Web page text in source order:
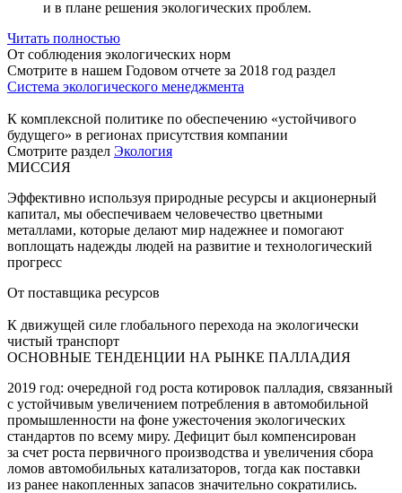
и в плане решения экологических проблем.
Читать полностью
От соблюдения экологических норм
Смотрите в нашем Годовом отчете за 2018 год раздел
Система экологического менеджмента
К комплексной политике по обеспечению «устойчивого
будущего» в регионах присутствия компании
Смотрите раздел Экология
МИССИЯ
Эффективно используя природные ресурсы и акционерный
капитал, мы обеспечиваем человечество цветными
металлами, которые делают мир надежнее и помогают
воплощать надежды людей на развитие и технологический
прогресс
От поставщика ресурсов
К движущей силе глобального перехода на экологически
чистый транспорт
ОСНОВНЫЕ ТЕНДЕНЦИИ НА РЫНКЕ ПАЛЛАДИЯ
2019 год: очередной год роста котировок палладия, связанный
с устойчивым увеличением потребления в автомобильной
промышленности на фоне ужесточения экологических
стандартов по всему миру. Дефицит был компенсирован
за счет роста первичного производства и увеличения сбора
ломов автомобильных катализаторов, тогда как поставки
из ранее накопленных запасов значительно сократились.